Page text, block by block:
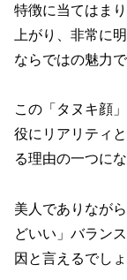
特徴に当てはま
上がり、非常に
ならではの魅力で
この「タヌキ顔
役にリアリティ
る理由の一つに
美人でありなが
どいい」バラン
因と言えるでしょ